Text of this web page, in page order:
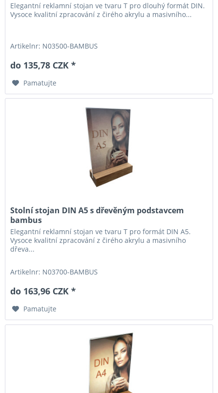
Elegantní reklamní stojan ve tvaru T pro dlouhý formát DIN.
Vysoce kvalitní zpracování z čirého akrylu a masivního...
Artikelnr: N03500-BAMBUS
do 135,78 CZK *
Pamatujte
Stolní stojan DIN A5 s dřevěným podstavcem
bambus
Elegantní reklamní stojan ve tvaru T pro formát DIN A5.
Vysoce kvalitní zpracování z čirého akrylu a masivního
dřeva...
Artikelnr: N03700-BAMBUS
do 163,96 CZK *
Pamatujte